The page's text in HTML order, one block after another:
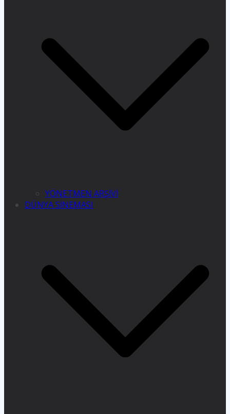
YÖNETMEN ARŞİVİ
DÜNYA SİNEMASI